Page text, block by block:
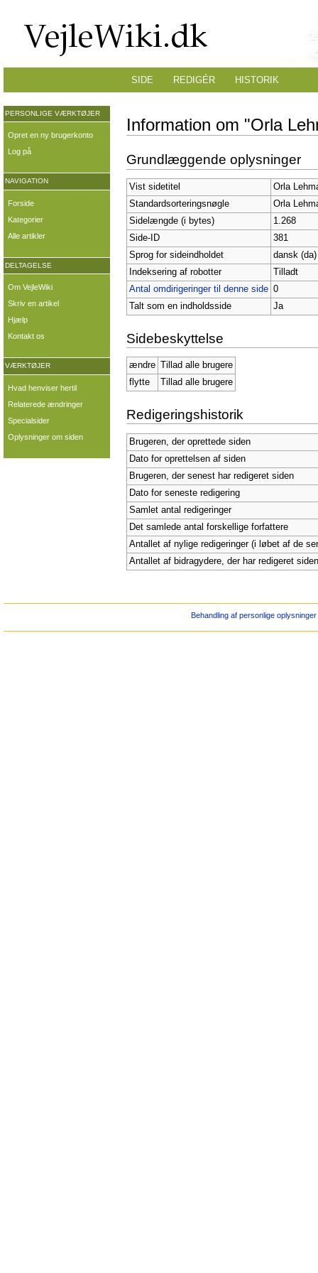
Information om "Orla
Grundlæggende oplysninger
Vist sidetitel
Orla
Standardsorteringsnøgle
Orla
Sidelængde (i bytes)
1.268
Side-ID
381
Sprog for sideindholdet
dansk (da)
Indeksering af robotter
Tilladt
Antal omdirigeringer til denne side 0
Talt som en indholdsside
Ja
Sidebeskyttelse
ændre
Tillad alle brugere
flytte
Tillad alle brugere
Redigeringshistorik
Brugeren, der oprettede siden
Dato for oprettelsen af siden
Brugeren, der senest har redigeret siden
Dato for seneste redigering
Samlet antal redigeringer
Det samlede antal forskellige forfattere
Antallet af nylige redigeringer (i løbet af de
Antallet af bidragydere, der har redigeret
SIDE REDIGÉR HISTORIK
PERSONLIGE VÆRKTØJER
Opret en ny brugerkonto
Log på
NAVIGATION
Forside
Kategorier
Alle artikler
DELTAGELSE
Om VejleWiki
Skriv en artikel
Hjælp
Kontakt os
VÆRKTØJER
Hvad henviser hertil
Relaterede ændringer
Specialsider
Oplysninger om siden
Behandling af personlige oplysninger